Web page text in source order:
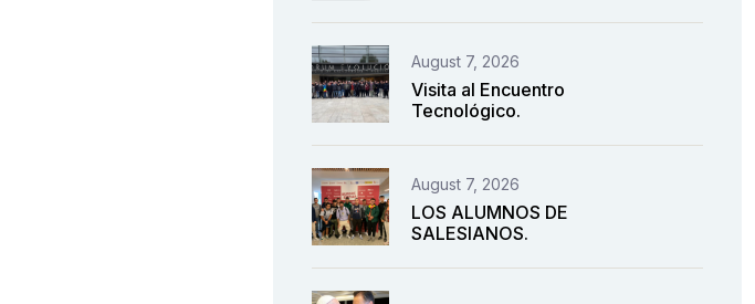
August 7, 2026
Visita al Encuentro
Tecnológico.
August 7, 2026
LOS ALUMNOS DE
SALESIANOS.